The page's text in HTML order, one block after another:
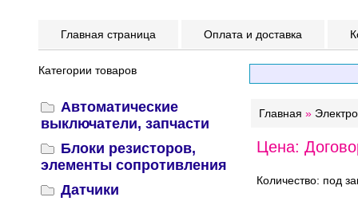
Главная страница Оплата и доставка
Категории товаров
Автоматические
выключатели, запчасти
Блоки резисторов,
элементы сопротивления
Датчики
Главная »
Цена:
Количество: под